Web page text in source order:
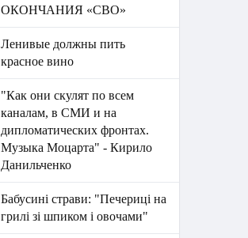
ОКОНЧАНИЯ «СВО»
Ленивые должны пить
красное вино
"Как они скулят по всем
каналам, в СМИ и на
дипломатических фронтах.
Музыка Моцарта" - Кирило
Данильченко
Бабусині страви: "Печериці на
грилі зі шпиком і овочами"